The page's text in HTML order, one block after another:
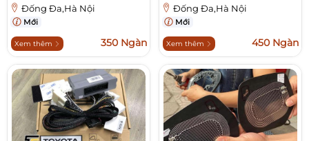
Đống Đa,Hà Nội
Mới
Xem thêm 350 Ngàn
Đống Đa,Hà Nội
Mới
Xem thêm 450 Ngàn